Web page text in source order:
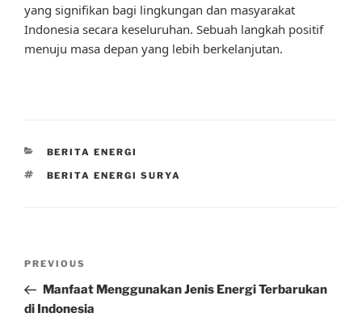
yang signifikan bagi lingkungan dan masyarakat
Indonesia secara keseluruhan. Sebuah langkah positif
menuju masa depan yang lebih berkelanjutan.
CATEGORIES
BERITA ENERGI
TAGS
BERITA ENERGI SURYA
Previous
Post
PREVIOUS
Manfaat Menggunakan Jenis Energi Terbarukan
di Indonesia